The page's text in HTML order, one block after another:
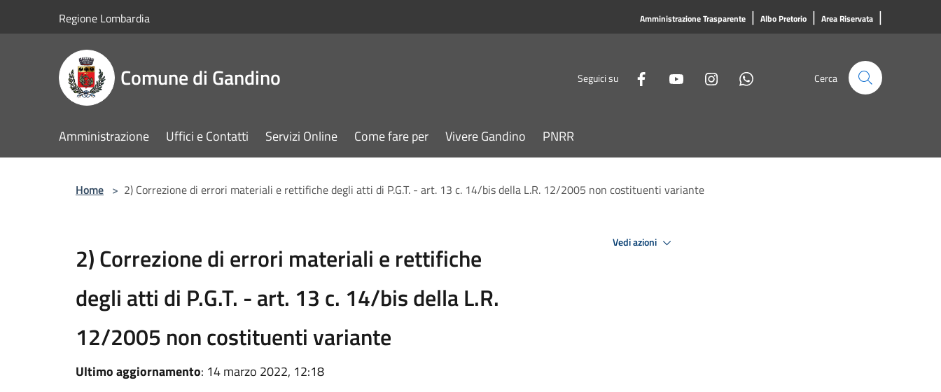
Regione Lombardia Amministrazione Trasparente | Albo Pretorio | Area Riservata |
Comune di Gandino Seguici su Cerca
Amministrazione Uffici e Contatti Servizi Online Come fare per Vivere Gandino PNRR
Home > 2) Correzione di errori materiali e rettifiche degli atti di P.G.T. - art. 13 c. 14/bis della L.R. 12/2005 non costituenti variante
2) Correzione di errori materiali e rettifiche
degli atti di P.G.T. - art. 13 c. 14/bis della L.R.
12/2005 non costituenti variante
Ultimo aggiornamento: 14 marzo 2022, 12:18
Vedi azioni